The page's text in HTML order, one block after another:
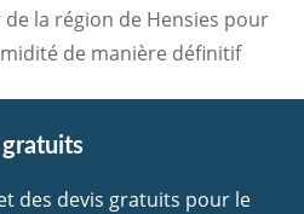
la région de Hensies pour
de manière définitif
des devis gratuits pour le